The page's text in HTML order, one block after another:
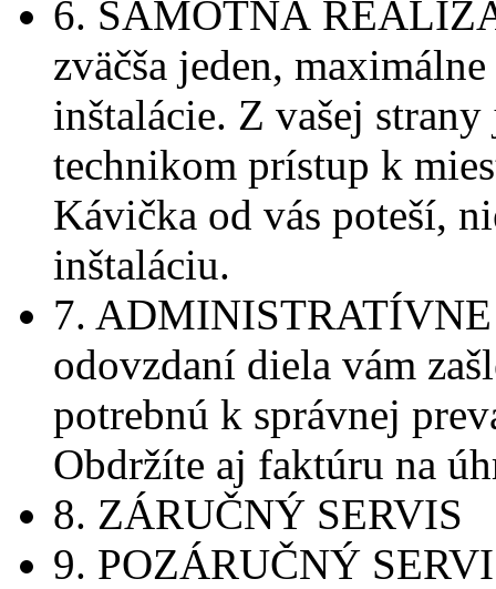
6. SAMOTNÁ
zväčša jeden,
inštalácie. Z vašej
technikom prístup k
Kávička od vás poteší,
inštaláciu.
7.
odovzdaní diela vám
potrebnú k správnej
Obdržíte aj faktúru na
8. ZÁRUČNÝ SERVIS
9. POZÁRUČNÝ